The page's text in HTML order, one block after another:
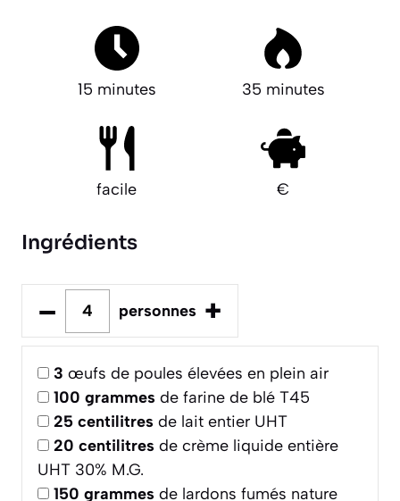
15 minutes 35 minutes
facile €
Ingrédients
– personnes +
3 œufs de poules élevées en plein air
100 grammes de farine de blé T45
25 centilitres de lait entier UHT
20 centilitres de crème liquide entière
UHT 30% M.G.
150 grammes de lardons fumés nature